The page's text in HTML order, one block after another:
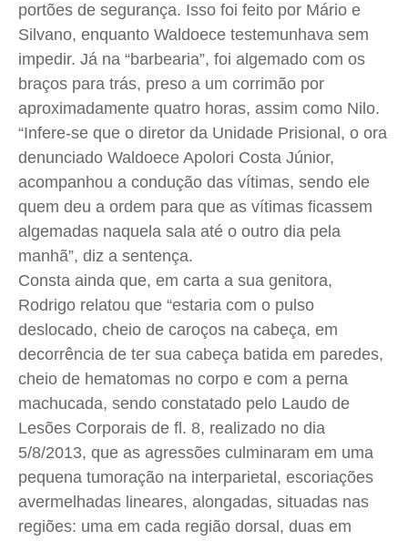
portões de segurança. Isso foi feito por Mário e
Silvano, enquanto Waldoece testemunhava sem
impedir. Já na “barbearia”, foi algemado com os
braços para trás, preso a um corrimão por
aproximadamente quatro horas, assim como Nilo.
“Infere-se que o diretor da Unidade Prisional, o ora
denunciado Waldoece Apolori Costa Júnior,
acompanhou a condução das vítimas, sendo ele
quem deu a ordem para que as vítimas ficassem
algemadas naquela sala até o outro dia pela
manhã”, diz a sentença.
Consta ainda que, em carta a sua genitora,
Rodrigo relatou que “estaria com o pulso
deslocado, cheio de caroços na cabeça, em
decorrência de ter sua cabeça batida em paredes,
cheio de hematomas no corpo e com a perna
machucada, sendo constatado pelo Laudo de
Lesões Corporais de fl. 8, realizado no dia
5/8/2013, que as agressões culminaram em uma
pequena tumoração na interparietal, escoriações
avermelhadas lineares, alongadas, situadas nas
regiões: uma em cada região dorsal, duas em